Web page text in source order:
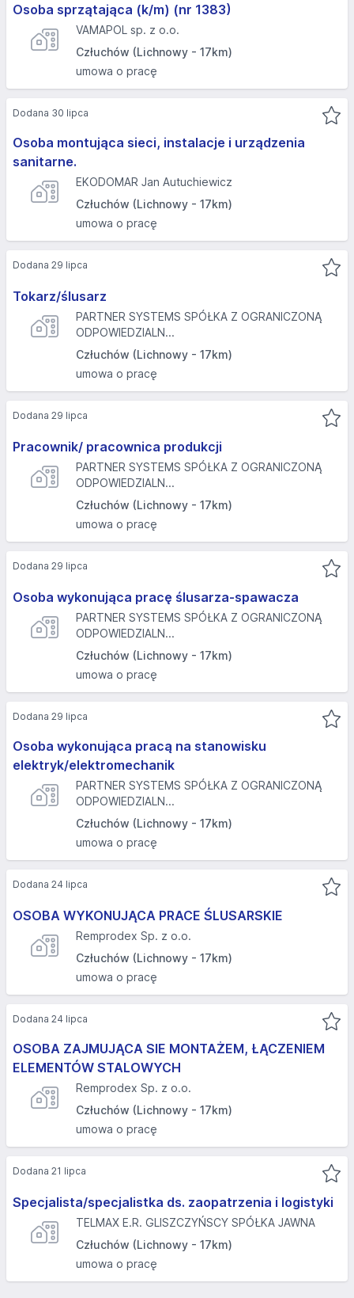
Osoba sprzątająca (k/m) (nr 1383)
VAMAPOL sp. z o.o.
Człuchów (Lichnowy - 17km)
umowa o pracę
Osoba montująca sieci, instalacje i urządzenia
sanitarne.
EKODOMAR Jan Autuchiewicz
Człuchów (Lichnowy - 17km)
umowa o pracę
Dodana 30 lipca
Tokarz/ślusarz
PARTNER SYSTEMS SPÓŁKA Z OGRANICZONĄ
ODPOWIEDZIALN...
Człuchów (Lichnowy - 17km)
umowa o pracę
Dodana 29 lipca
Pracownik/ pracownica produkcji
PARTNER SYSTEMS SPÓŁKA Z OGRANICZONĄ
ODPOWIEDZIALN...
Człuchów (Lichnowy - 17km)
umowa o pracę
Dodana 29 lipca
Osoba wykonująca pracę ślusarza-spawacza
PARTNER SYSTEMS SPÓŁKA Z OGRANICZONĄ
ODPOWIEDZIALN...
Człuchów (Lichnowy - 17km)
umowa o pracę
Dodana 29 lipca
Osoba wykonująca pracą na stanowisku
elektryk/elektromechanik
PARTNER SYSTEMS SPÓŁKA Z OGRANICZONĄ
ODPOWIEDZIALN...
Człuchów (Lichnowy - 17km)
umowa o pracę
Dodana 29 lipca
OSOBA WYKONUJĄCA PRACE ŚLUSARSKIE
Remprodex Sp. z o.o.
Człuchów (Lichnowy - 17km)
umowa o pracę
Dodana 24 lipca
OSOBA ZAJMUJĄCA SIE MONTAŻEM, ŁĄCZENIEM
ELEMENTÓW STALOWYCH
Remprodex Sp. z o.o.
Człuchów (Lichnowy - 17km)
umowa o pracę
Dodana 24 lipca
Specjalista/specjalistka ds. zaopatrzenia i logistyki
TELMAX E.R. GLISZCZYŃSCY SPÓŁKA JAWNA
Człuchów (Lichnowy - 17km)
umowa o pracę
Dodana 21 lipca